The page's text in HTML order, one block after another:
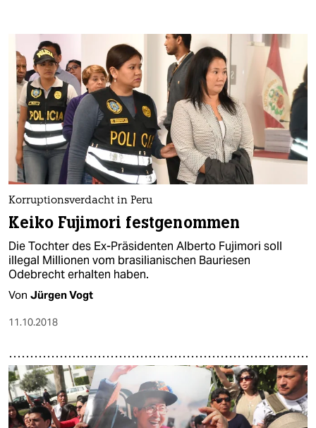
Korruptionsverdacht in Peru
Keiko Fujimori festgenommen
Die Tochter des Ex-Präsidenten Alberto Fujimori soll
illegal Millionen vom brasilianischen Bauriesen
Odebrecht erhalten haben.
Von Jürgen Vogt
11.10.2018